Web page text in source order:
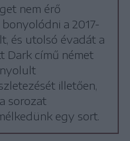
nem érő
a 2017-
és utolsó évadát a
Dark című német
illetően,
sorozat
egy sort.